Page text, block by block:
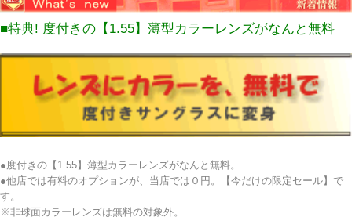
■特典! 度付きの【1.55】薄型カラーレンズがなんと無料
●度付きの【1.55】薄型カラーレンズがなんと無料。
●他店では有料のオプションが、当店では０円。【今だけの限定セール】で
す。
※非球面カラーレンズは無料の対象外。